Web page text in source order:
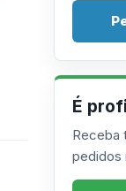
É
Receba
pedidos